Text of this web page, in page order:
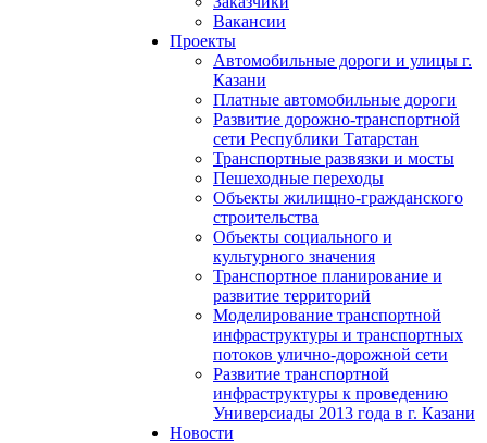
Вакансии
Проекты
Автомобильные дороги и улицы г.
Казани
Платные автомобильные дороги
Развитие дорожно-транспортной
сети Республики Татарстан
Транспортные развязки и мосты
Пешеходные переходы
Объекты жилищно-гражданского
строительства
Объекты социального и
культурного значения
Транспортное планирование и
развитие территорий
Моделирование транспортной
инфраструктуры и транспортных
потоков улично-дорожной сети
Развитие транспортной
инфраструктуры к проведению
Универсиады 2013 года в г. Казани
Новости